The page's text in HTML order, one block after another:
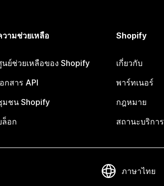
วามช่วยเหลือ
นย์ช่วยเหลือของ Shopify
อกสาร API
มชน Shopify
ล็อก
Shopify
เกี่ยวกับ
พาร์ทเนอร์
กฎหมาย
สถานะบริการ